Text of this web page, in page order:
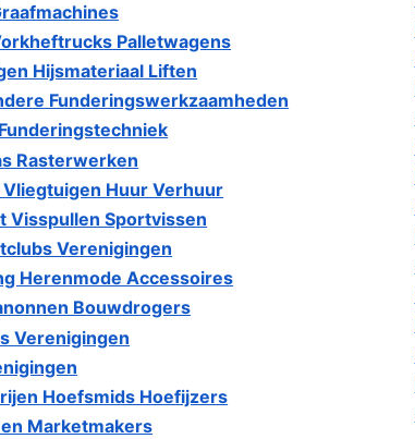
Palletwagens
Hijsmateriaal Liften
Funderingswerkzaamheden
Rasterwerken
Huur Verhuur
Visspullen Sportvissen
Verenigingen
Herenmode Accessoires
Bouwdrogers
Verenigingen
Hoefsmids Hoefijzers
Marketmakers